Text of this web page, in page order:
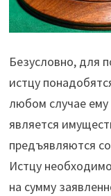
Безусловно, для
истцу
любом случае
является
предъявляются
Истцу
на сумму